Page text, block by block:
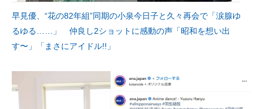
早見優、“花の82年組”同期の小泉今日子と久々再会で「涙腺ゆ
るゆる……」 仲良し2ショットに感動の声「昭和を想い出
す〜」「まさにアイドル!!」